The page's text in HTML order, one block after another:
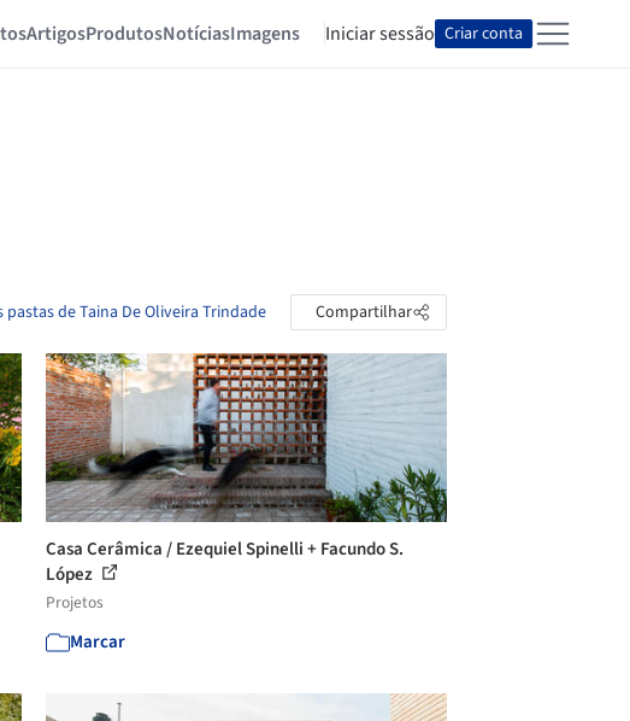
ArtigosProdutosNotíciasImagens Iniciar sessão Criar conta
pastas de Taina De Oliveira Trindade Compartilhar
Casa Cerâmica / Ezequiel Spinelli + Facundo S.
López
Projetos
Marcar